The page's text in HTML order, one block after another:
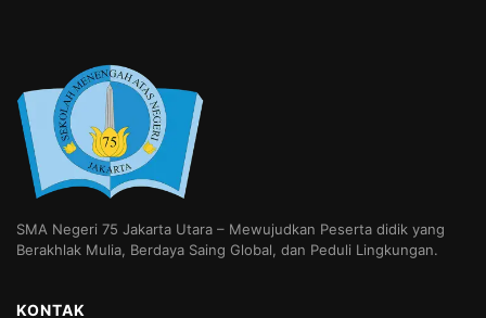
SMA Negeri 75 Jakarta Utara – Mewujudkan Peserta didik yang
Berakhlak Mulia, Berdaya Saing Global, dan Peduli Lingkungan.
KONTAK